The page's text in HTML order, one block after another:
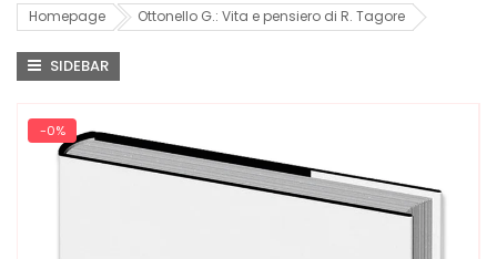
Homepage Ottonello G.: Vita e pensiero di R. Tagore
SIDEBAR
-0%